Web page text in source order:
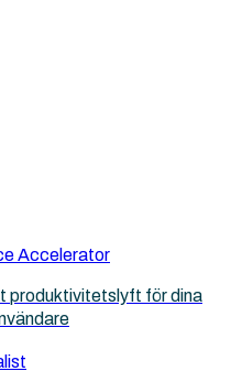
Accelerator
produktivitetslyft för dina